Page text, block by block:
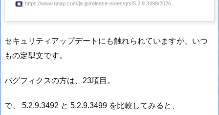
https://www.qnap.com/ja-jp/release-notes/qts/5.2.9.3499/2026...
セキュリティアップデートにも触れられていますが、いつ
もの定型文です。
バグフィクスの方は、23項目。
で、 5.2.9.3492 と 5.2.9.3499 を比較してみると、